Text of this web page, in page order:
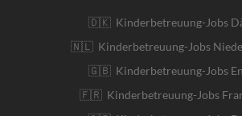
🇩🇰 Kinderbetreuung-Jobs
🇳🇱 Kinderbetreuung-Jobs
🇬🇧 Kinderbetreuung-Jobs
🇫🇷 Kinderbetreuung-Jobs